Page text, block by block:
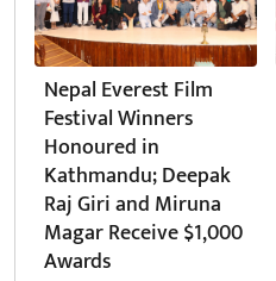
Nepal Everest Film
Festival Winners
Honoured in
Kathmandu; Deepak
Raj Giri and Miruna
Magar Receive $1,000
Awards